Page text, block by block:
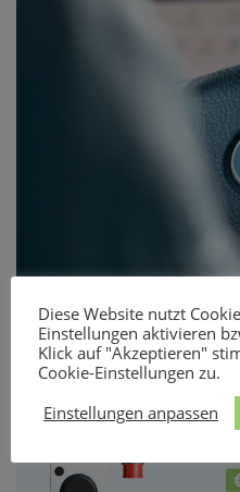
Stand: Ende 2025
Diese Website nutzt
Einstellungen aktivieren
Klick auf "Akzeptieren"
Cookie-Einstellungen zu.
Einstellungen anpassen